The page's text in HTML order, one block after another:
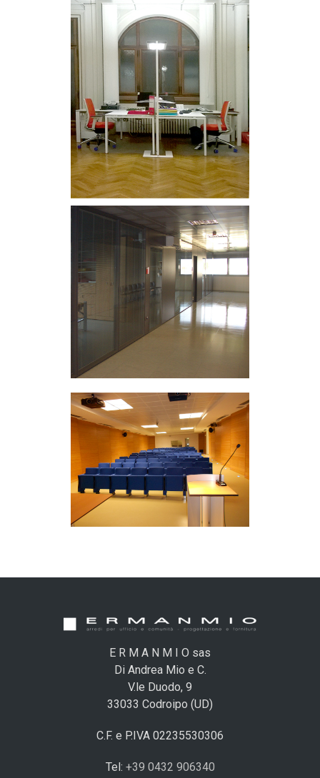
E R M A N M I O sas
Di Andrea Mio e C.
V.le Duodo, 9
33033 Codroipo (UD)
C.F. e P.IVA 02235530306
Tel: +39 0432 906340